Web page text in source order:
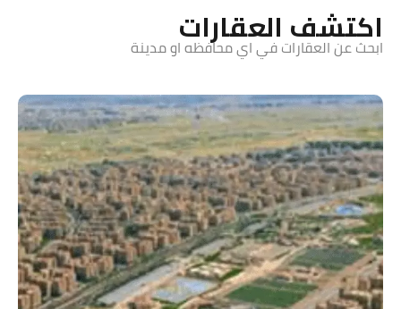
اكتشف العقارات
ابحث عن العقارات في اي محافظه او مدينة